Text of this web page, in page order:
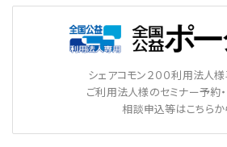
シェアコモン２００利用法人
ご利用法人様のセミナー予約
相談申込等はこちらか